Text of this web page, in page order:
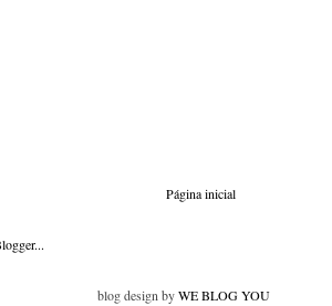
Página inicial
blog design byWE BLOG YOU